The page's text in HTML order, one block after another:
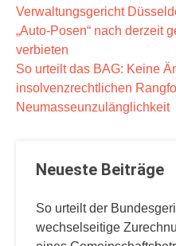
B
e
i
t
r
Verwaltungsgericht
„Auto-Posen“ nach derzeit
verbieten
So urteilt das BAG: Keine
insolvenzrechtlichen
Neumasseunzulänglichkeit
Neueste Beiträge
So urteilt der
wechselseitige